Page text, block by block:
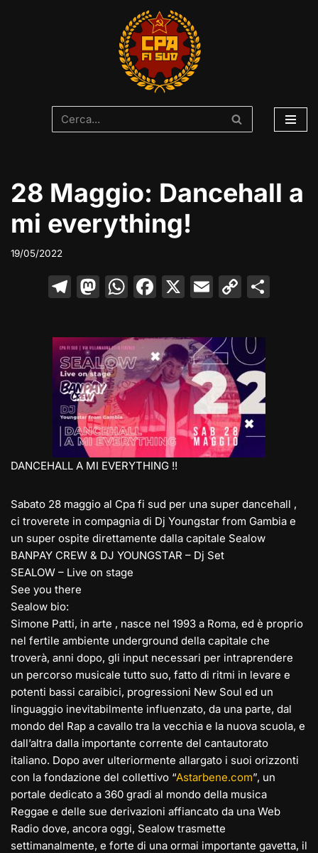
28 Maggio: Dancehall a
mi everything!
19/05/2022
T
e
gr
a
m
M
st
o
d
o
n
W
at
s
A
p
p
F
c
e
b
o
o
k
X E
ai
l
C
p
y
Li
n
k
DANCEHALL A MI EVERYTHING !!
Sabato 28 maggio al Cpa fi sud per una super dancehall ,
ci troverete in compagnia di Dj Youngstar from Gambia e
un super ospite direttamente dalla capitale Sealow
BANPAY CREW & DJ YOUNGSTAR – Dj Set
SEALOW – Live on stage
See you there
Sealow bio:
Simone Patti, in arte , nasce nel 1993 a Roma, ed è proprio
nel fertile ambiente underground della capitale che
troverà, anni dopo, gli input necessari per intraprendere
un percorso musicale tutto suo, fatto di ritmi in levare e
potenti bassi caraibici, progressioni New Soul ed un
linguaggio inevitabilmente influenzato, da una parte, dal
mondo del Rap a cavallo tra la vecchia e la nuova scuola, e
dall’altra dalla importante corrente del cantautorato
italiano. Dopo aver ulteriormente allargato i suoi orizzonti
con la fondazione del collettivo “Astarbene.com”, un
portale dedicato a 360 gradi al mondo della musica
Reggae e delle sue derivazioni affiancato da una Web
Radio dove, ancora oggi, Sealow trasmette
settimanalmente, e forte di una ormai importante gavetta, il